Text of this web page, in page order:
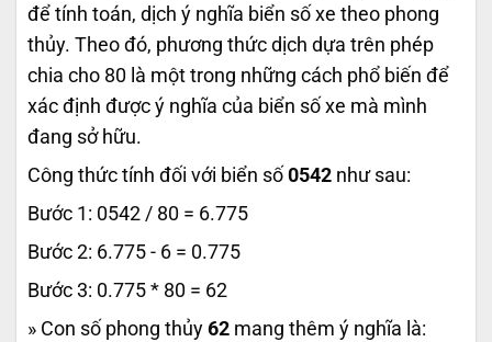
để tính toán, dịch ý nghĩa biển số xe theo phong
thủy. Theo đó, phương thức dịch dựa trên phép
chia cho 80 là một trong những cách phổ biến để
xác định được ý nghĩa của biển số xe mà mình
đang sở hữu.
Công thức tính đối với biển số 0542 như sau:
Bước 1: 0542 / 80 = 6.775
Bước 2: 6.775 - 6 = 0.775
Bước 3: 0.775 * 80 = 62
» Con số phong thủy 62 mang thêm ý nghĩa là: